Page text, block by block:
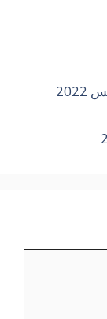
حل كلمات كراش لغز الإثنين 8 أغسطس 2022